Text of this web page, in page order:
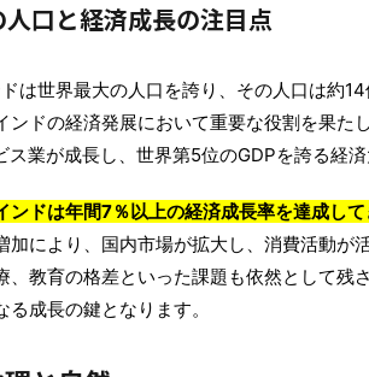
口と経済成長の注目点
は世界最大の人口を誇り、その人口は約14
ンドの経済発展において重要な役割を果たし
業が成長し、世界第5位のGDPを誇る経済
ンドは年間7％以上の経済成長率を達成して
加により、国内市場が拡大し、消費活動が
、教育の格差といった課題も依然として残
成長の鍵となります。